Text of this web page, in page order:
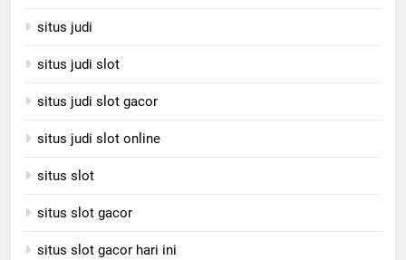
situs judi
situs judi slot
situs judi slot gacor
situs judi slot online
situs slot
situs slot gacor
situs slot gacor hari ini